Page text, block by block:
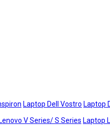
Laptop Dell Vostro Laptop
V Series/ S Series Laptop